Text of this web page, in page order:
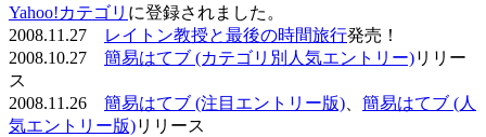
Yahoo!カテゴリ に登録されました。
2008.11.27
レイトン教授と最後の時間旅行発売！
2008.10.27 簡易はてブ (カテゴリ別人気エントリー)リリー
ス
2008.11.26 簡易はてブ (注目エントリー版)
簡易はてブ (人
気エントリー版)リリース